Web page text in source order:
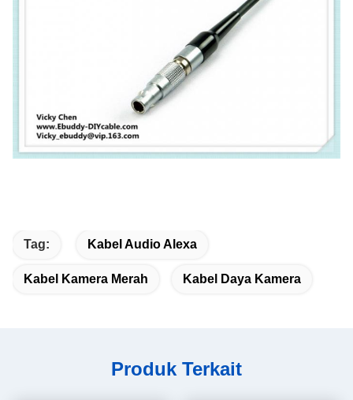
Tag: Kabel Audio Alexa
Kabel Kamera Merah Kabel Daya Kamera
Produk Terkait